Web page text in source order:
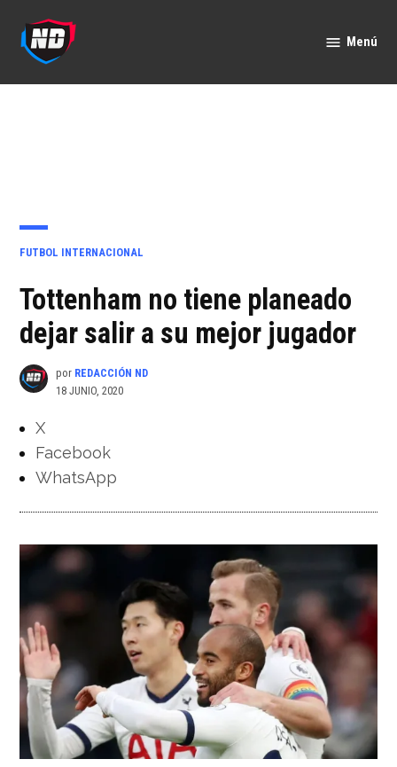
contenido
Menú
PUBLICADO
FUTBOL INTERNACIONAL
Tottenham no tiene planeado
dejar salir a su mejor jugador
por REDACCIÓN ND
18 JUNIO, 2020
X
Facebook
WhatsApp